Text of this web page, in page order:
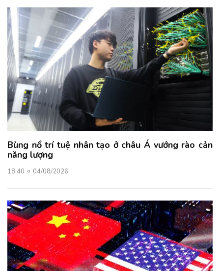
Bùng nổ trí tuệ nhân tạo ở châu Á vướng rào cản
năng lượng
18:40 04/08/2026